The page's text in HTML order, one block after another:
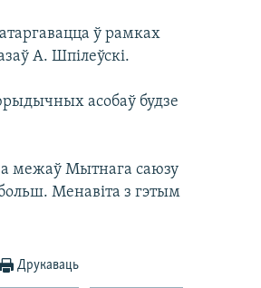
ў рамках
А. Шпілеўскі.
асобаў будзе
межаў Мытнага саюзу
Менавіта з гэтым
Друкаваць